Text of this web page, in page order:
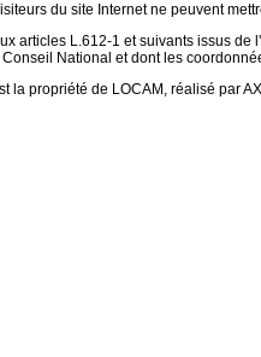
du site Internet ne peuvent
articles L.612-1 et suivants issus
National et dont les
la propriété de LOCAM, réalisé par